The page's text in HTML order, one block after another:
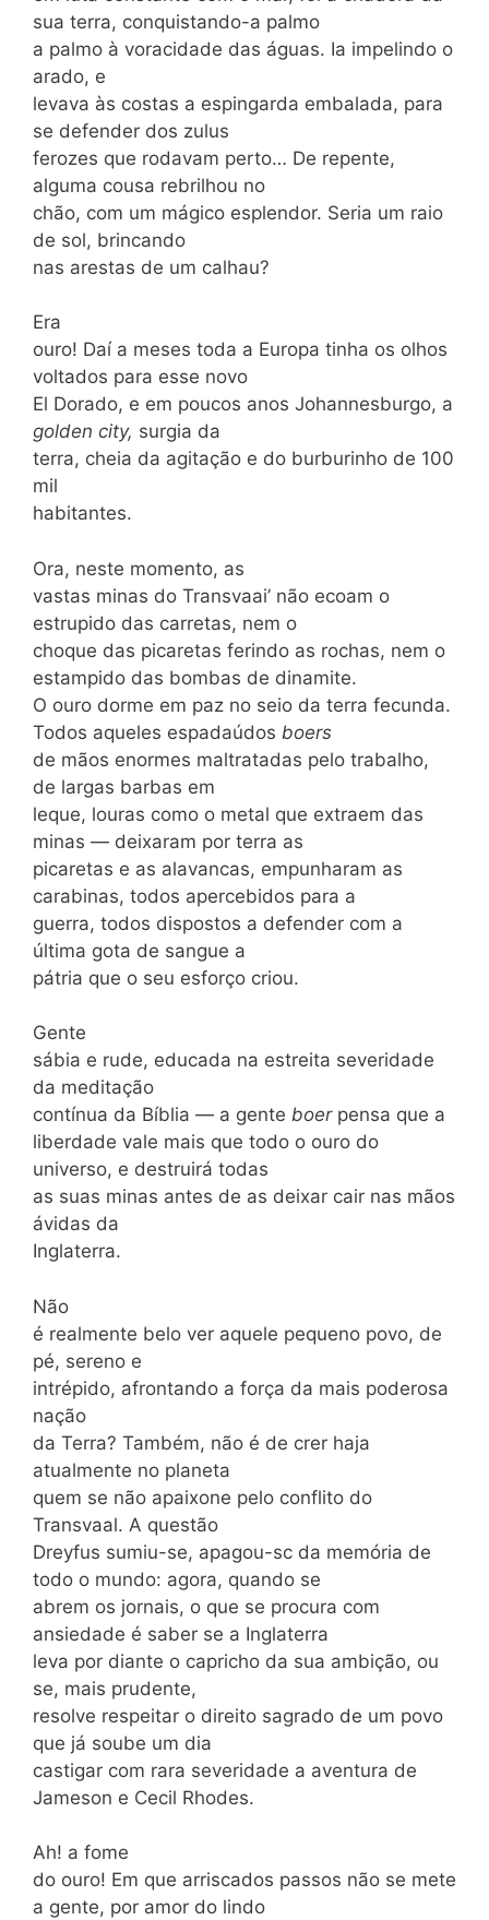
sua terra, conquistando-a palmo
a palmo à voracidade das águas. Ia impelindo o
arado, e
levava às costas a espingarda embalada, para
se defender dos zulus
ferozes que rodavam perto… De repente,
alguma cousa rebrilhou no
chão, com um mágico esplendor. Seria um raio
de sol, brincando
nas arestas de um calhau?
Era
ouro! Daí a meses toda a Europa tinha os olhos
voltados para esse novo
El Dorado, e em poucos anos Johannesburgo, a
golden city, surgia da
terra, cheia da agitação e do burburinho de 100
mil
habitantes.
Ora, neste momento, as
vastas minas do Transvaai’ não ecoam o
estrupido das carretas, nem o
choque das picaretas ferindo as rochas, nem o
estampido das bombas de dinamite.
O ouro dorme em paz no seio da terra fecunda.
Todos aqueles espadaúdos boers
de mãos enormes maltratadas pelo trabalho,
de largas barbas em
leque, louras como o metal que extraem das
minas — deixaram por terra as
picaretas e as alavancas, empunharam as
carabinas, todos apercebidos para a
guerra, todos dispostos a defender com a
última gota de sangue a
pátria que o seu esforço criou.
Gente
sábia e rude, educada na estreita severidade
da meditação
contínua da Bíblia — a gente boer pensa que a
liberdade vale mais que todo o ouro do
universo, e destruirá todas
as suas minas antes de as deixar cair nas mãos
ávidas da
Inglaterra.
Não
é realmente belo ver aquele pequeno povo, de
pé, sereno e
intrépido, afrontando a força da mais poderosa
nação
da Terra? Também, não é de crer haja
atualmente no planeta
quem se não apaixone pelo conflito do
Transvaal. A questão
Dreyfus sumiu-se, apagou-sc da memória de
todo o mundo: agora, quando se
abrem os jornais, o que se procura com
ansiedade é saber se a Inglaterra
leva por diante o capricho da sua ambição, ou
se, mais prudente,
resolve respeitar o direito sagrado de um povo
que já soube um dia
castigar com rara severidade a aventura de
Jameson e Cecil Rhodes.
Ah! a fome
do ouro! Em que arriscados passos não se mete
a gente, por amor do lindo